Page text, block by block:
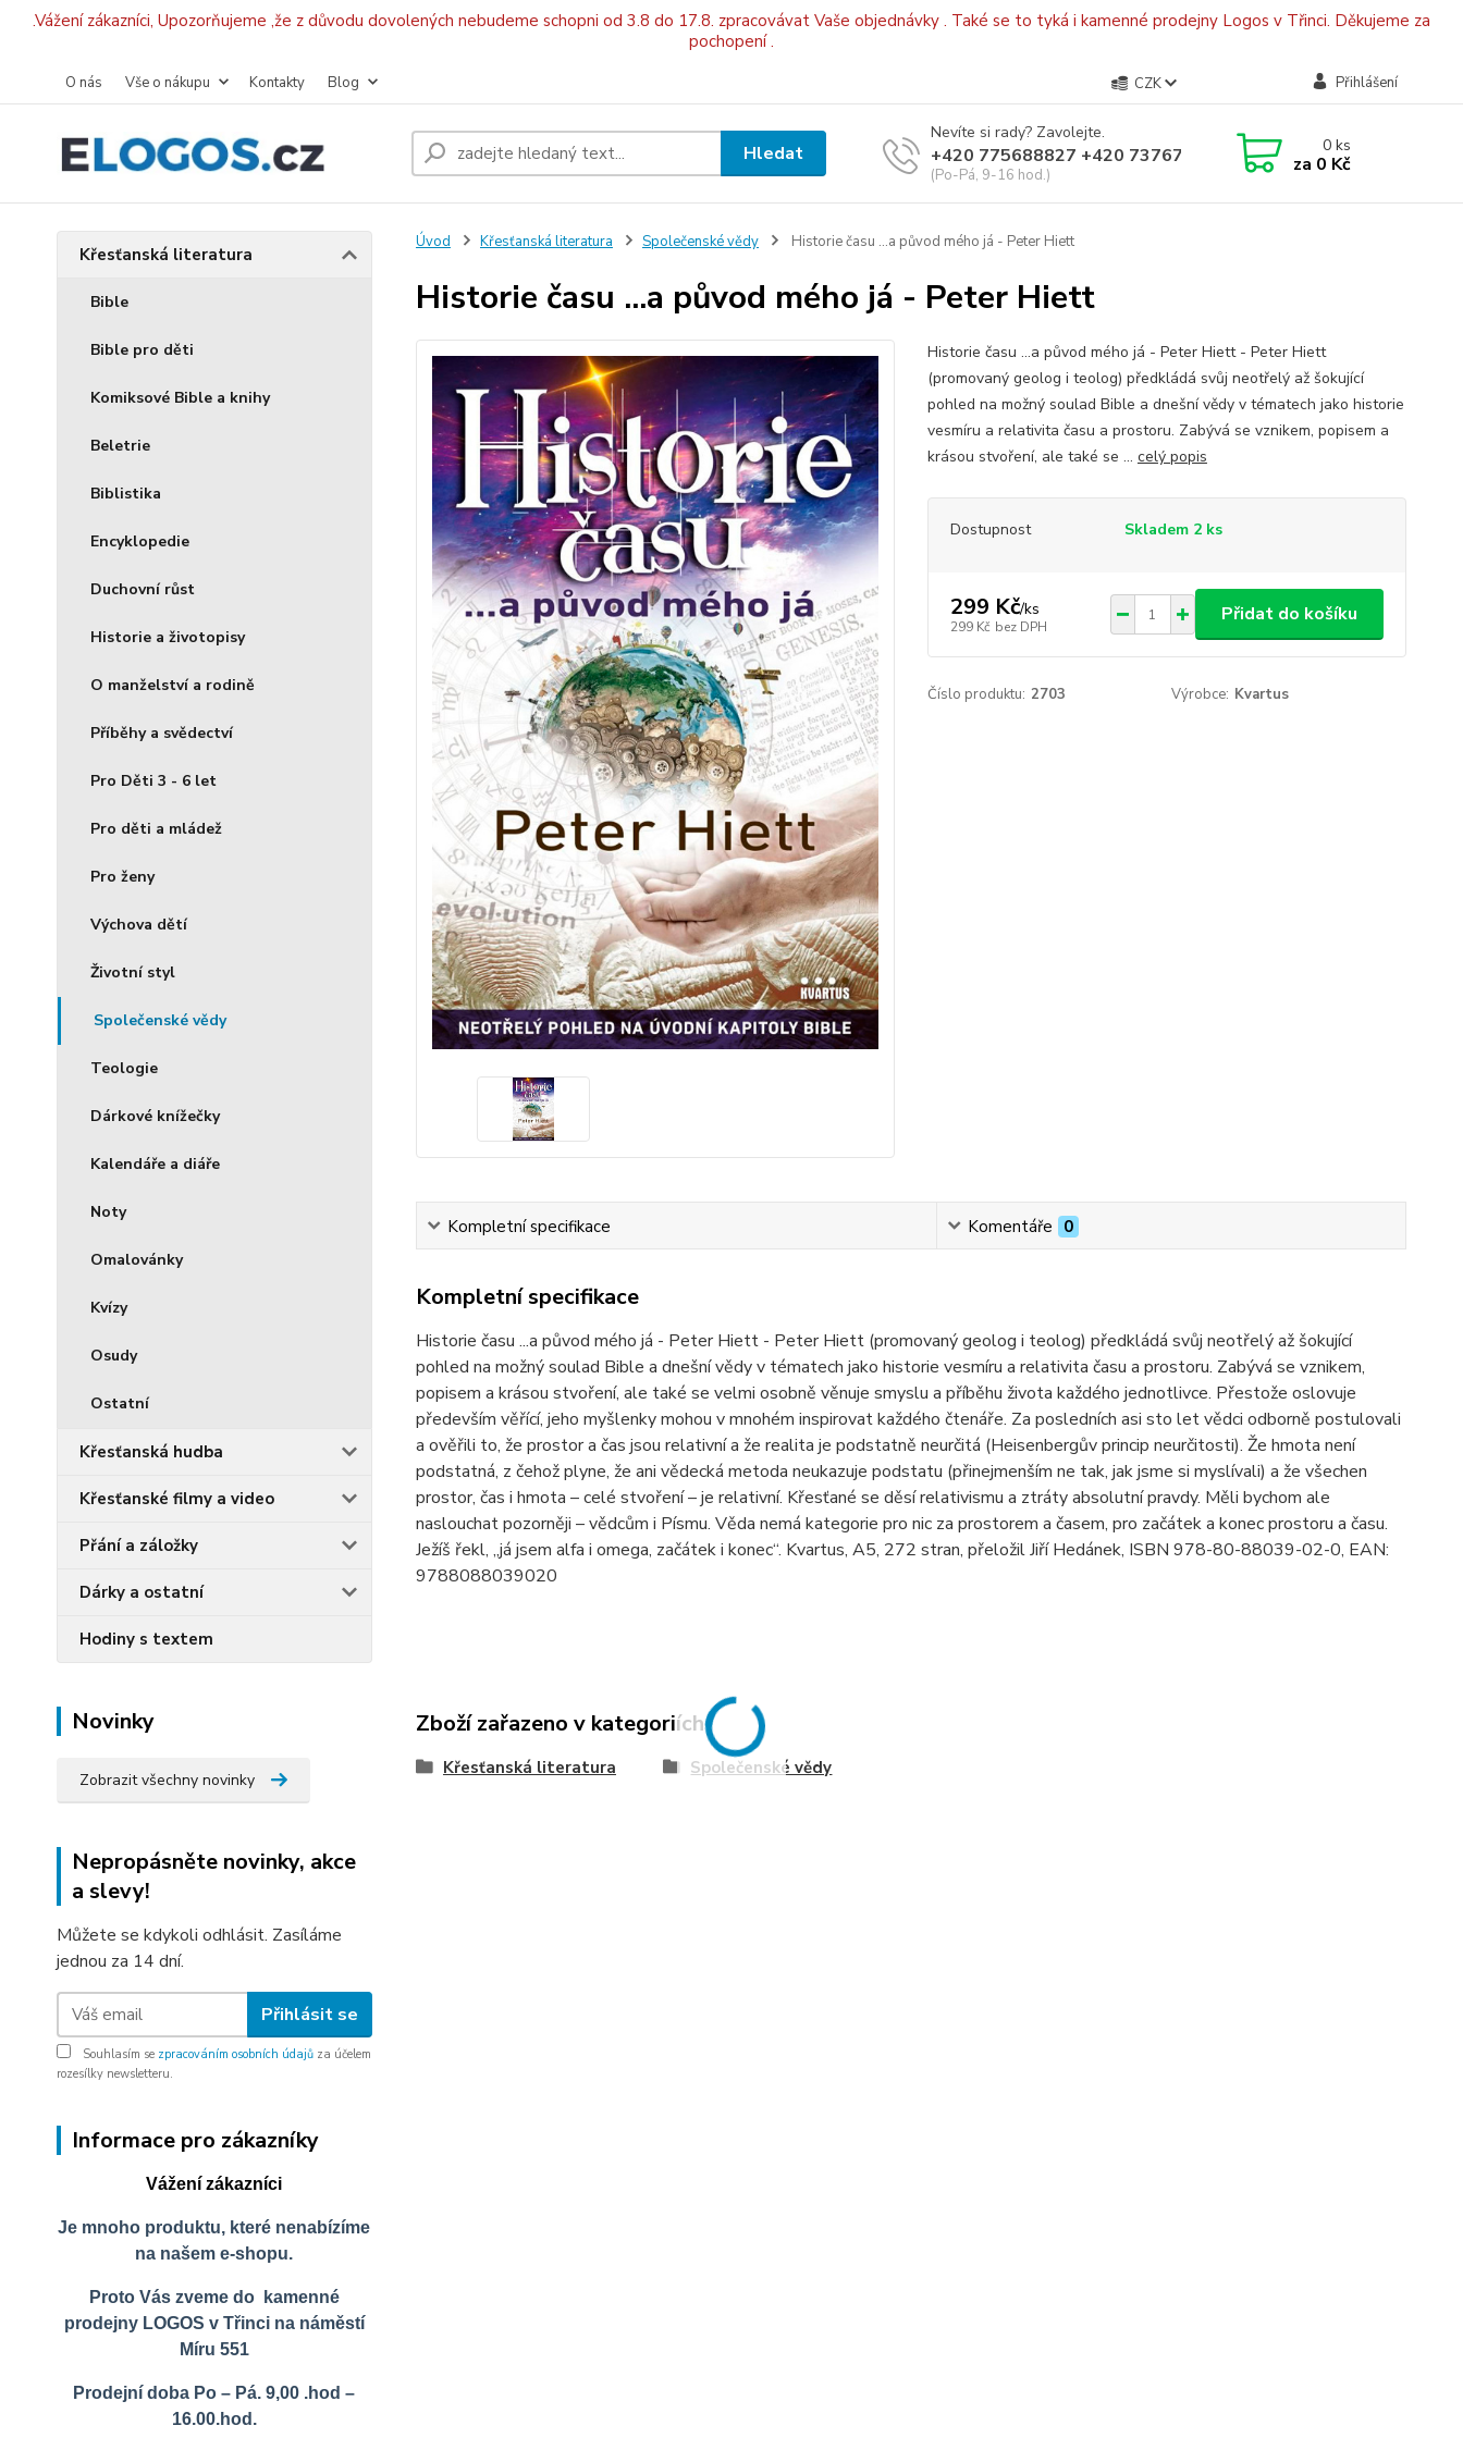
.Vážení zákazníci, Upozorňujeme ,že z důvodu dovolených nebudeme schopni od 3.8 do 17.8. zpracovávat Vaše objednávky . Také se to tyká i kamenné prodejny Logos v Třinci. Děkujeme za
pochopení .
O nás Vše o nákupu Kontakty Blog CZK Přihlášení
Hledat
Nevíte si rady? Zavolejte.
+420 775688827 +420 737670415
(Po-Pá, 9-16 hod.)
0ks
za 0 Kč
Křesťanská literatura
Bible
Bible pro děti
Komiksové Bible a knihy
Beletrie
Biblistika
Encyklopedie
Duchovní růst
Historie a životopisy
O manželství a rodině
Příběhy a svědectví
Pro Děti 3 - 6 let
Pro děti a mládež
Pro ženy
Výchova dětí
Životní styl
Společenské vědy
Teologie
Dárkové knížečky
Kalendáře a diáře
Noty
Omalovánky
Kvízy
Osudy
Ostatní
Křesťanská hudba
Křesťanské filmy a video
Přání a záložky
Dárky a ostatní
Hodiny s textem
Novinky
Zobrazit všechny novinky
Nepropásněte novinky, akce
a slevy!
Můžete se kdykoli odhlásit. Zasíláme
jednou za 14 dní.
Přihlásit se
Souhlasím se zpracováním osobních údajů za účelem
rozesílky newsletteru.
Informace pro zákazníky
Vážení zákazníci
Je mnoho produktu, které nenabízíme
na našem e-shopu.
Proto Vás zveme do kamenné
prodejny LOGOS v Třinci na náměstí
Míru 551
Prodejní doba Po – Pá. 9,00 .hod –
16.00.hod.
Úvod Křesťanská literatura Společenské vědy Historie času ...a původ mého já - Peter Hiett
Historie času ...a původ mého já - Peter Hiett
Historie času ...a původ mého já - Peter Hiett - Peter Hiett
(promovaný geolog i teolog) předkládá svůj neotřelý až šokující
pohled na možný soulad Bible a dnešní vědy v tématech jako historie
vesmíru a relativita času a prostoru. Zabývá se vznikem, popisem a
krásou stvoření, ale také se ... celý popis
Dostupnost Skladem 2 ks
299 Kč/ks
299 Kč bez DPH
Přidat do košíku
Číslo produktu: 2703 Výrobce: Kvartus
Kompletní specifikace Komentáře 0
Kompletní specifikace
Historie času ...a původ mého já - Peter Hiett - Peter Hiett (promovaný geolog i teolog) předkládá svůj neotřelý až šokující
pohled na možný soulad Bible a dnešní vědy v tématech jako historie vesmíru a relativita času a prostoru. Zabývá se vznikem,
popisem a krásou stvoření, ale také se velmi osobně věnuje smyslu a příběhu života každého jednotlivce. Přestože oslovuje
především věřící, jeho myšlenky mohou v mnohém inspirovat každého čtenáře. Za posledních asi sto let vědci odborně postulovali
a ověřili to, že prostor a čas jsou relativní a že realita je podstatně neurčitá (Heisenbergův princip neurčitosti). Že hmota není
podstatná, z čehož plyne, že ani vědecká metoda neukazuje podstatu (přinejmenším ne tak, jak jsme si myslívali) a že všechen
prostor, čas i hmota – celé stvoření – je relativní. Křesťané se děsí relativismu a ztráty absolutní pravdy. Měli bychom ale
naslouchat pozorněji – vědcům i Písmu. Věda nemá kategorie pro nic za prostorem a časem, pro začátek a konec prostoru a času.
Ježíš řekl, „já jsem alfa i omega, začátek i konec“. Kvartus, A5, 272 stran, přeložil Jiří Hedánek, ISBN 978-80-88039-02-0, EAN:
9788088039020
Zboží zařazeno v kategoriích
Křesťanská literatura Společenské vědy